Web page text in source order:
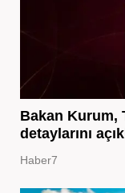
Bakan Kurum,
detaylarını
Haber7